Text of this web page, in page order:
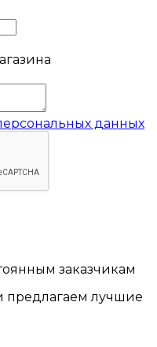
данных
заказчикам
предлагаем лучшие